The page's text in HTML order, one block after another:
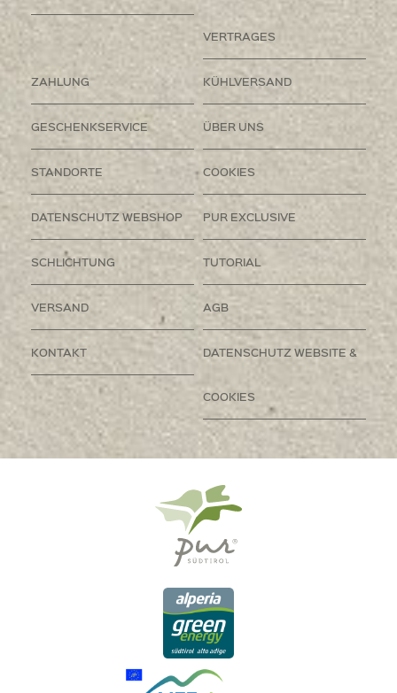
VERTRAGES
ZAHLUNG KÜHLVERSAND
GESCHENKSERVICE ÜBER UNS
STANDORTE COOKIES
DATENSCHUTZ WEBSHOP PUR EXCLUSIVE
SCHLICHTUNG TUTORIAL
VERSAND AGB
KONTAKT DATENSCHUTZ WEBSITE &
COOKIES